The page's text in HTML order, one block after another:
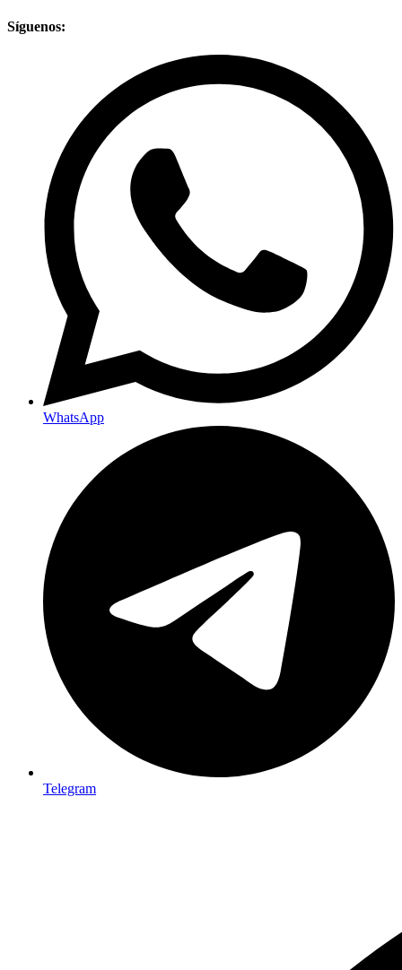
Síguenos:
WhatsApp
Telegram